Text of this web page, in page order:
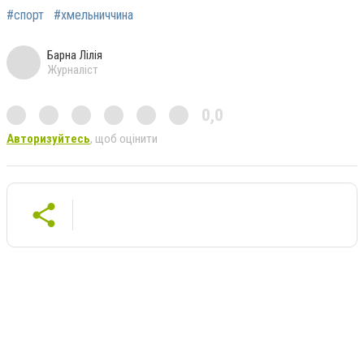
#спорт #хмельниччина
Барна Лілія
Журналіст
0,0
Авторизуйтесь, щоб оцінити